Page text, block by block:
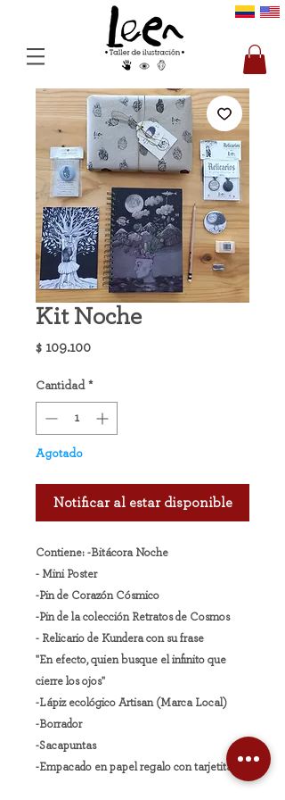
Kit Noche
$ 109.100Precio
Cantidad *
Agotado
Notificar al estar disponible
Contiene: -Bitácora Noche
- Mini Poster
-Pin de Corazón Cósmico
-Pin de la colección Retratos de Cosmos
- Relicario de Kundera con su frase
"En efecto, quien busque el infinito que
cierre los ojos"
-Lápiz ecológico Artisan (Marca Local)
-Borrador
-Sacapuntas
-Empacado en papel regalo con tarjetita.